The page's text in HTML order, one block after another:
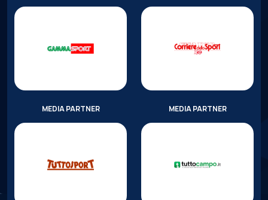
MEDIA PARTNER MEDIA PARTNER